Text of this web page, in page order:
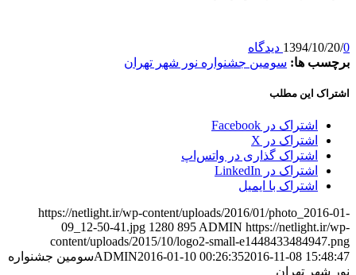
1394/10/20/0 دیدگاه
برچسب ها: سومین جشنواره نور شهر تهران
اشتراک این مطلب
اشتراک در Facebook
اشتراک در X
اشتراک گذاری در واتس‌اپ
اشتراک در LinkedIn
اشتراک با ایمیل
https://netlight.ir/wp-content/uploads/2016/01/photo_2016-01-
09_12-50-41.jpg 1280 895 ADMIN https://netlight.ir/wp-
content/uploads/2015/10/logo2-small-e1448433484947.png
ADMIN2016-01-10 00:26:352016-11-08 15:48:47
سومین جشنواره
نور شهر تهران